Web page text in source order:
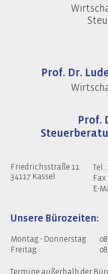
Prof. Dr.
Prof.
Friedrichsstraße 11
34117 Kassel
Tel.:
Fax
E-
Unsere Bürozeiten:
Montag - Donnerstag
Freitag
Termine außerhalb der